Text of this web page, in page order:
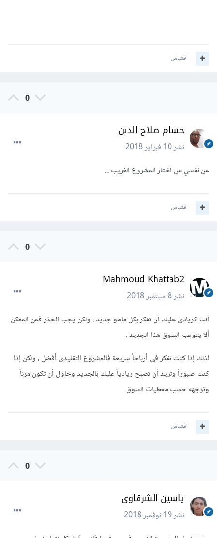
اقتباس
0
حسام صلاح الدين
نشر10 فبراير 2018
عن نفسي س اختار المشروع الغريب ...
اقتباس
0
Mahmoud Khattab2
نشر8 سبتمبر 2018
أنت كريادى عليك أن تفكر بكل ماهو جديد ، ولكن يجب الحذر فمن الممكن
ألا يتوعب السوق هذا الجديد .
لذلك إذا كنت تفكر فى أرباحاً سريعة فالمشروع التقليدى أفضل ، ولكن إذا
كنت صبوراً وتريد أن تصبح ريادياً عليك بالجديد وحاول أن تكون مرناً
وتوجهه حسب معطيات السوق
اقتباس
0
ياسين الشرقاوي
نشر19 نوفمبر 2018